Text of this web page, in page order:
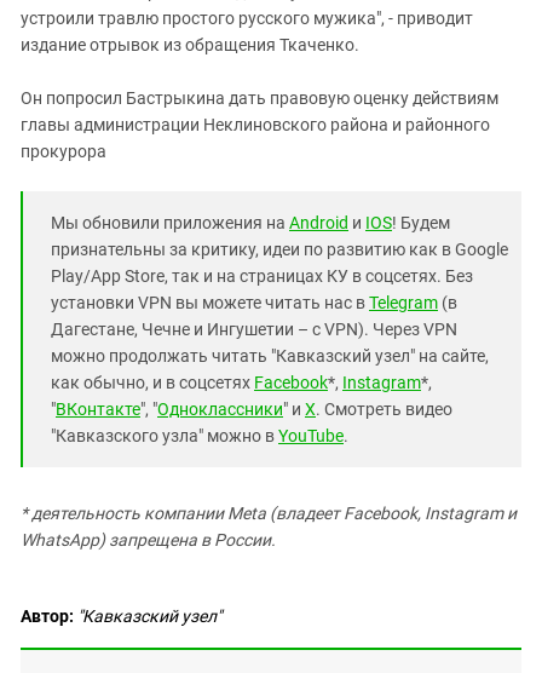
устроили травлю простого русского мужика", - приводит
издание отрывок из обращения Ткаченко.
Он попросил Бастрыкина дать правовую оценку действиям
главы администрации Неклиновского района и районного
прокурора
Мы обновили приложения на Android и IOS! Будем
признательны за критику, идеи по развитию как в Google
Play/App Store, так и на страницах КУ в соцсетях. Без
установки VPN вы можете читать нас вTelegram (в
Дагестане, Чечне и Ингушетии – с VPN). Через VPN
можно продолжать читать "Кавказский узел" на сайте,
как обычно, и в соцсетях Facebook*, Instagram*,
"ВКонтакте", "Одноклассники" и X. Смотреть видео
"Кавказского узла" можно вYouTube.
* деятельность компании Meta (владеет Facebook, Instagram и
WhatsApp) запрещена в России.
Автор: "Кавказский узел"